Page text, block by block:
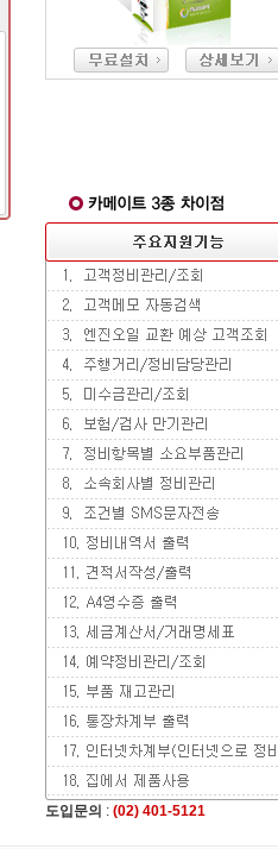
도입문의 : (02) 401-5121